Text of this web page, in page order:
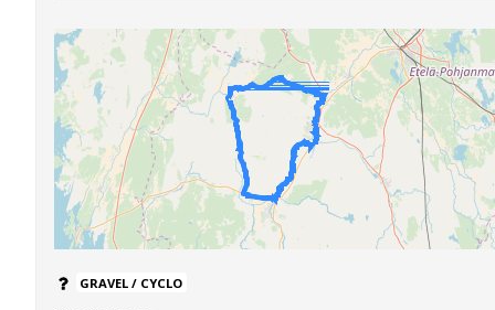
GRAVEL / CYCLO